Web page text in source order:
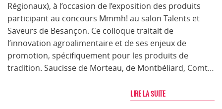
Régionaux), à l’occasion de l’exposition des produits
participant au concours Mmmh! au salon Talents et
Saveurs de Besançon. Ce colloque traitait de
l’innovation agroalimentaire et de ses enjeux de
promotion, spécifiquement pour les produits de
tradition. Saucisse de Morteau, de Montbéliard, Comt…
LIRE LA SUITE